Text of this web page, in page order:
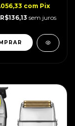
com Pix
R$136,13 sem juros